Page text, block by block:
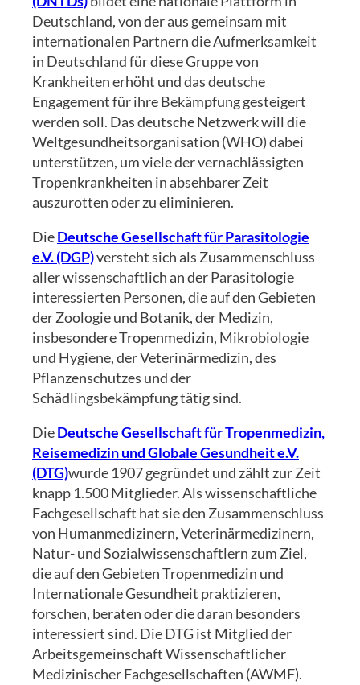
Deutschland, von der aus gemeinsam mit
internationalen Partnern die Aufmerksamkeit
in Deutschland für diese Gruppe von
Krankheiten erhöht und das deutsche
Engagement für ihre Bekämpfung gesteigert
werden soll. Das deutsche Netzwerk will die
Weltgesundheitsorganisation (WHO) dabei
unterstützen, um viele der vernachlässigten
Tropenkrankheiten in absehbarer Zeit
auszurotten oder zu eliminieren.
DieDeutsche Gesellschaft für Parasitologie
e.V. (DGP)versteht sich als Zusammenschluss
aller wissenschaftlich an der Parasitologie
interessierten Personen, die auf den Gebieten
der Zoologie und Botanik, der Medizin,
insbesondere Tropenmedizin, Mikrobiologie
und Hygiene, der Veterinärmedizin, des
Pflanzenschutzes und der
Schädlingsbekämpfung tätig sind.
DieDeutsche Gesellschaft für Tropenmedizin,
Reisemedizin und Globale Gesundheit e.V.
(DTG)wurde 1907 gegründet und zählt zur Zeit
knapp 1.500 Mitglieder. Als wissenschaftliche
Fachgesellschaft hat sie den Zusammenschluss
von Humanmedizinern, Veterinärmedizinern,
Natur- und Sozialwissenschaftlern zum Ziel,
die auf den Gebieten Tropenmedizin und
Internationale Gesundheit praktizieren,
forschen, beraten oder die daran besonders
interessiert sind. Die DTG ist Mitglied der
Arbeitsgemeinschaft Wissenschaftlicher
Medizinischer Fachgesellschaften (AWMF).